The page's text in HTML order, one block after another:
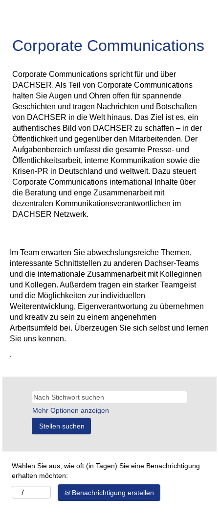
Corporate Communications
Corporate Communications spricht für und über
DACHSER. Als Teil von Corporate Communications
halten Sie Augen und Ohren offen für spannende
Geschichten und tragen Nachrichten und Botschaften
von DACHSER in die Welt hinaus. Das Ziel ist es, ein
authentisches Bild von DACHSER zu schaffen – in der
Öffentlichkeit und gegenüber den Mitarbeitenden. Der
Aufgabenbereich umfasst die gesamte Presse- und
Öffentlichkeitsarbeit, interne Kommunikation sowie die
Krisen-PR in Deutschland und weltweit. Dazu steuert
Corporate Communications international Inhalte über
die Beratung und enge Zusammenarbeit mit
dezentralen Kommunikationsverantwortlichen im
DACHSER Netzwerk.
Im Team erwarten Sie abwechslungsreiche Themen,
interessante Schnittstellen zu anderen Dachser-Teams
und die internationale Zusammenarbeit mit Kolleginnen
und Kollegen. Außerdem tragen ein starker Teamgeist
und die Möglichkeiten zur individuellen
Weiterentwicklung, Eigenverantwortung zu übernehmen
und kreativ zu sein zu einem angenehmen
Arbeitsumfeld bei. Überzeugen Sie sich selbst und lernen
Sie uns kennen.
.
Mehr Optionen anzeigen
Wählen Sie aus, wie oft (in Tagen) Sie eine Benachrichtigung
erhalten möchten:
Benachrichtigung erstellen